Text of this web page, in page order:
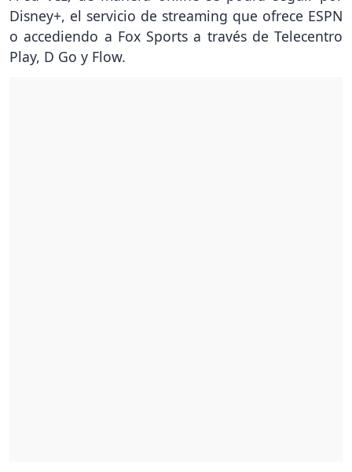
Disney+, el servicio de streaming que ofrece ESPN
o accediendo a Fox Sports a través de Telecentro
Play, D Go y Flow.